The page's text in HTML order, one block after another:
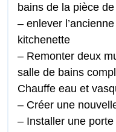
bains de la pièce
– enlever
kitchenette
– Remonter deux
salle de bains
Chauffe eau et
– Créer une
– Installer une